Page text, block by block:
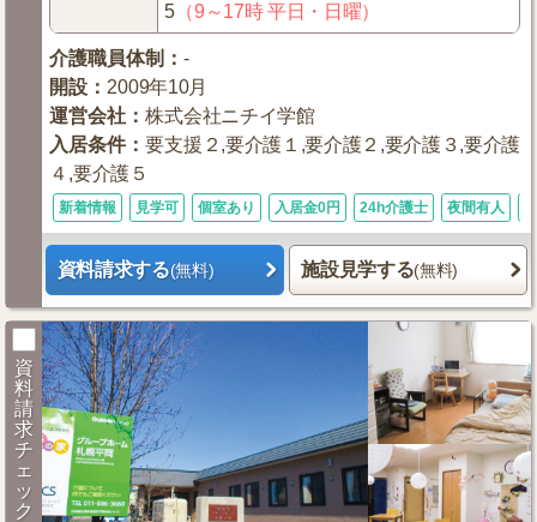
5 （9～17時 平日・日曜）
介護職員体制 ：-
開設 ： 2009年10月
運営会社 ：株式会社ニチイ学館
入居条件：要支援２,要介護１,要介護２,要介護３,要介護
４,要介護５
新着情報 見学可 個室あり 入居金0円 24h介護士 夜間有人
資料請求する(無料) 施設見学する(無料)
資
料
請
求
チ
ェ
ッ
ク